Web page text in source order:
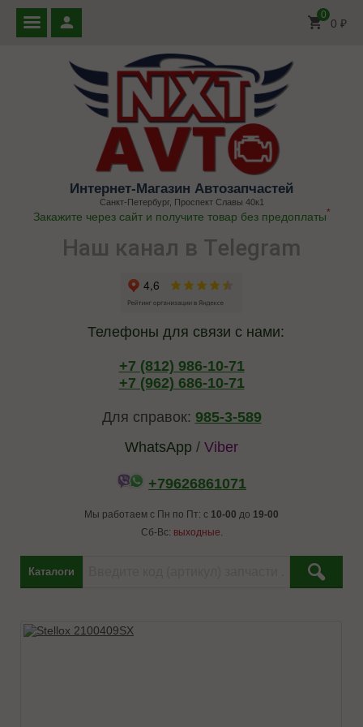
0
0 ₽
Интернет-Магазин Автозапчастей
Санкт-Петербург, Проспект Славы 40к1
Закажите через сайт и получите товар без предоплаты*
Наш канал в Telegram
Телефоны для связи с нами:
+7 (812) 986-10-71
+7 (962) 686-10-71
Для справок: 985-3-589
WhatsApp / Viber
+79626861071
Мы работаем с Пн по Пт: с 10-00 до 19-00
Сб-Вс: выходные.
Каталоги